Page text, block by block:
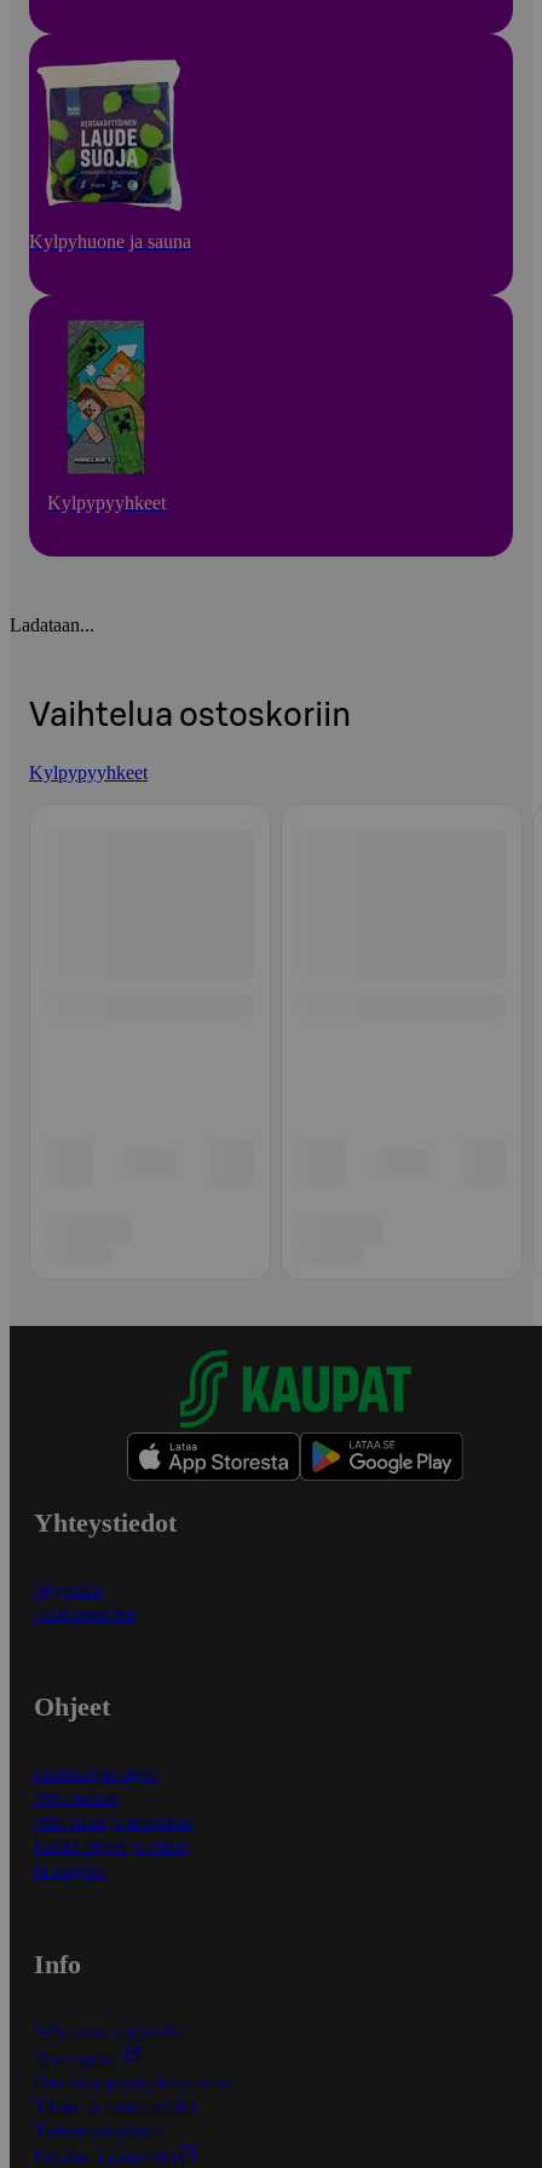
Kylpyhuone ja sauna
Kylpypyyhkeet
Ladataan...
Vaihtelua ostoskoriin
Kylpypyyhkeet
Yhteystiedot
Myymälät
Asiakaspalvelu
Ohjeet
Ensitilaajan ohjeet
Näin maksat
Näin tilaat ja muokkaat
Kaikki ohjeet ja vinkit
In English
Info
S-Business yrityksille
Oiva-raportit
Osuuskauppojen yhteystiedot
Tilaus- ja toimitusehdot
Tietosuojakäytäntö
Palvelun käyttöehdot